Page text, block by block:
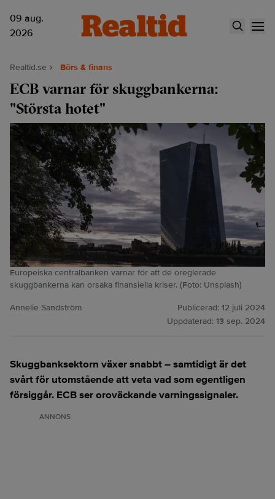
09 aug.
2026
Realtid.se Börs & finans
ECB varnar för skuggbankerna:
"Största hotet"
Europeiska centralbanken varnar för att de oreglerade
skuggbankerna kan orsaka finansiella kriser. (Foto: Unsplash)
Annelie Sandström Publicerad: 12 juli 2024
Uppdaterad: 13 sep. 2024
Skuggbanksektorn växer snabbt – samtidigt är det
svårt för utomstående att veta vad som egentligen
försiggår. ECB ser oroväckande varningssignaler.
ANNONS